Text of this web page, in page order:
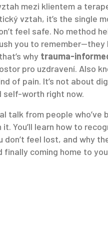
mezi klientem a
vztah, it’s the single
feel safe. No method
you to remember—they
why trauma-
pro uzdravení. Also
of pain. It’s not about
self-worth right now.
talk from people
You’ll learn how to
feel lost, and why
coming home to